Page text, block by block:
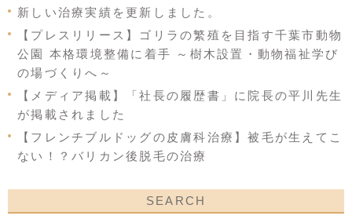
新しい治療実績を更新しました。
【プレスリリース】ゴリラの繁殖を目指す千葉市動物
公園 本格環境整備に着手 ～樹木設置・動物福祉学び
の場づくりへ～
【メディア掲載】「社長の履歴書」に院長の平川先生
が掲載されました
【フレンチブルドッグの皮膚科治療】被毛が生えてこ
ない！？バリカン後脱毛の治療
SEARCH